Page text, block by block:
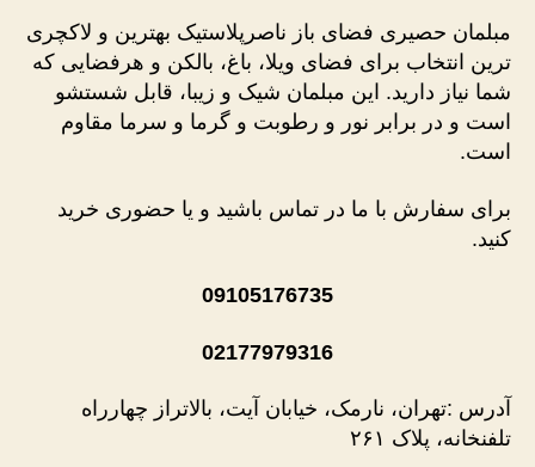
مبلمان حصیری فضای باز ناصرپلاستیک بهترین و لاکچری
ترین انتخاب برای فضای ویلا، باغ، بالکن و هرفضایی که
شما نیاز دارید. این مبلمان شیک و زیبا، قابل شستشو
است و در برابر نور و رطوبت و گرما و سرما مقاوم
است.
برای سفارش با ما در تماس باشید و یا حضوری خرید
کنید.
09105176735
02177979316
آدرس :تهران، نارمک، خیابان آیت، بالاتراز چهارراه
تلفنخانه، پلاک ۲۶۱